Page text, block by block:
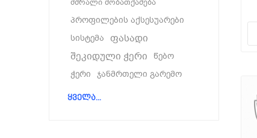
მშრალი მობათქაშება
პროფილების აქსესუარები
სისტემა
ფასადი
შეკიდული ჭერი
წებო
ჭერი ჯანმრთელი გარემო
ყველა...